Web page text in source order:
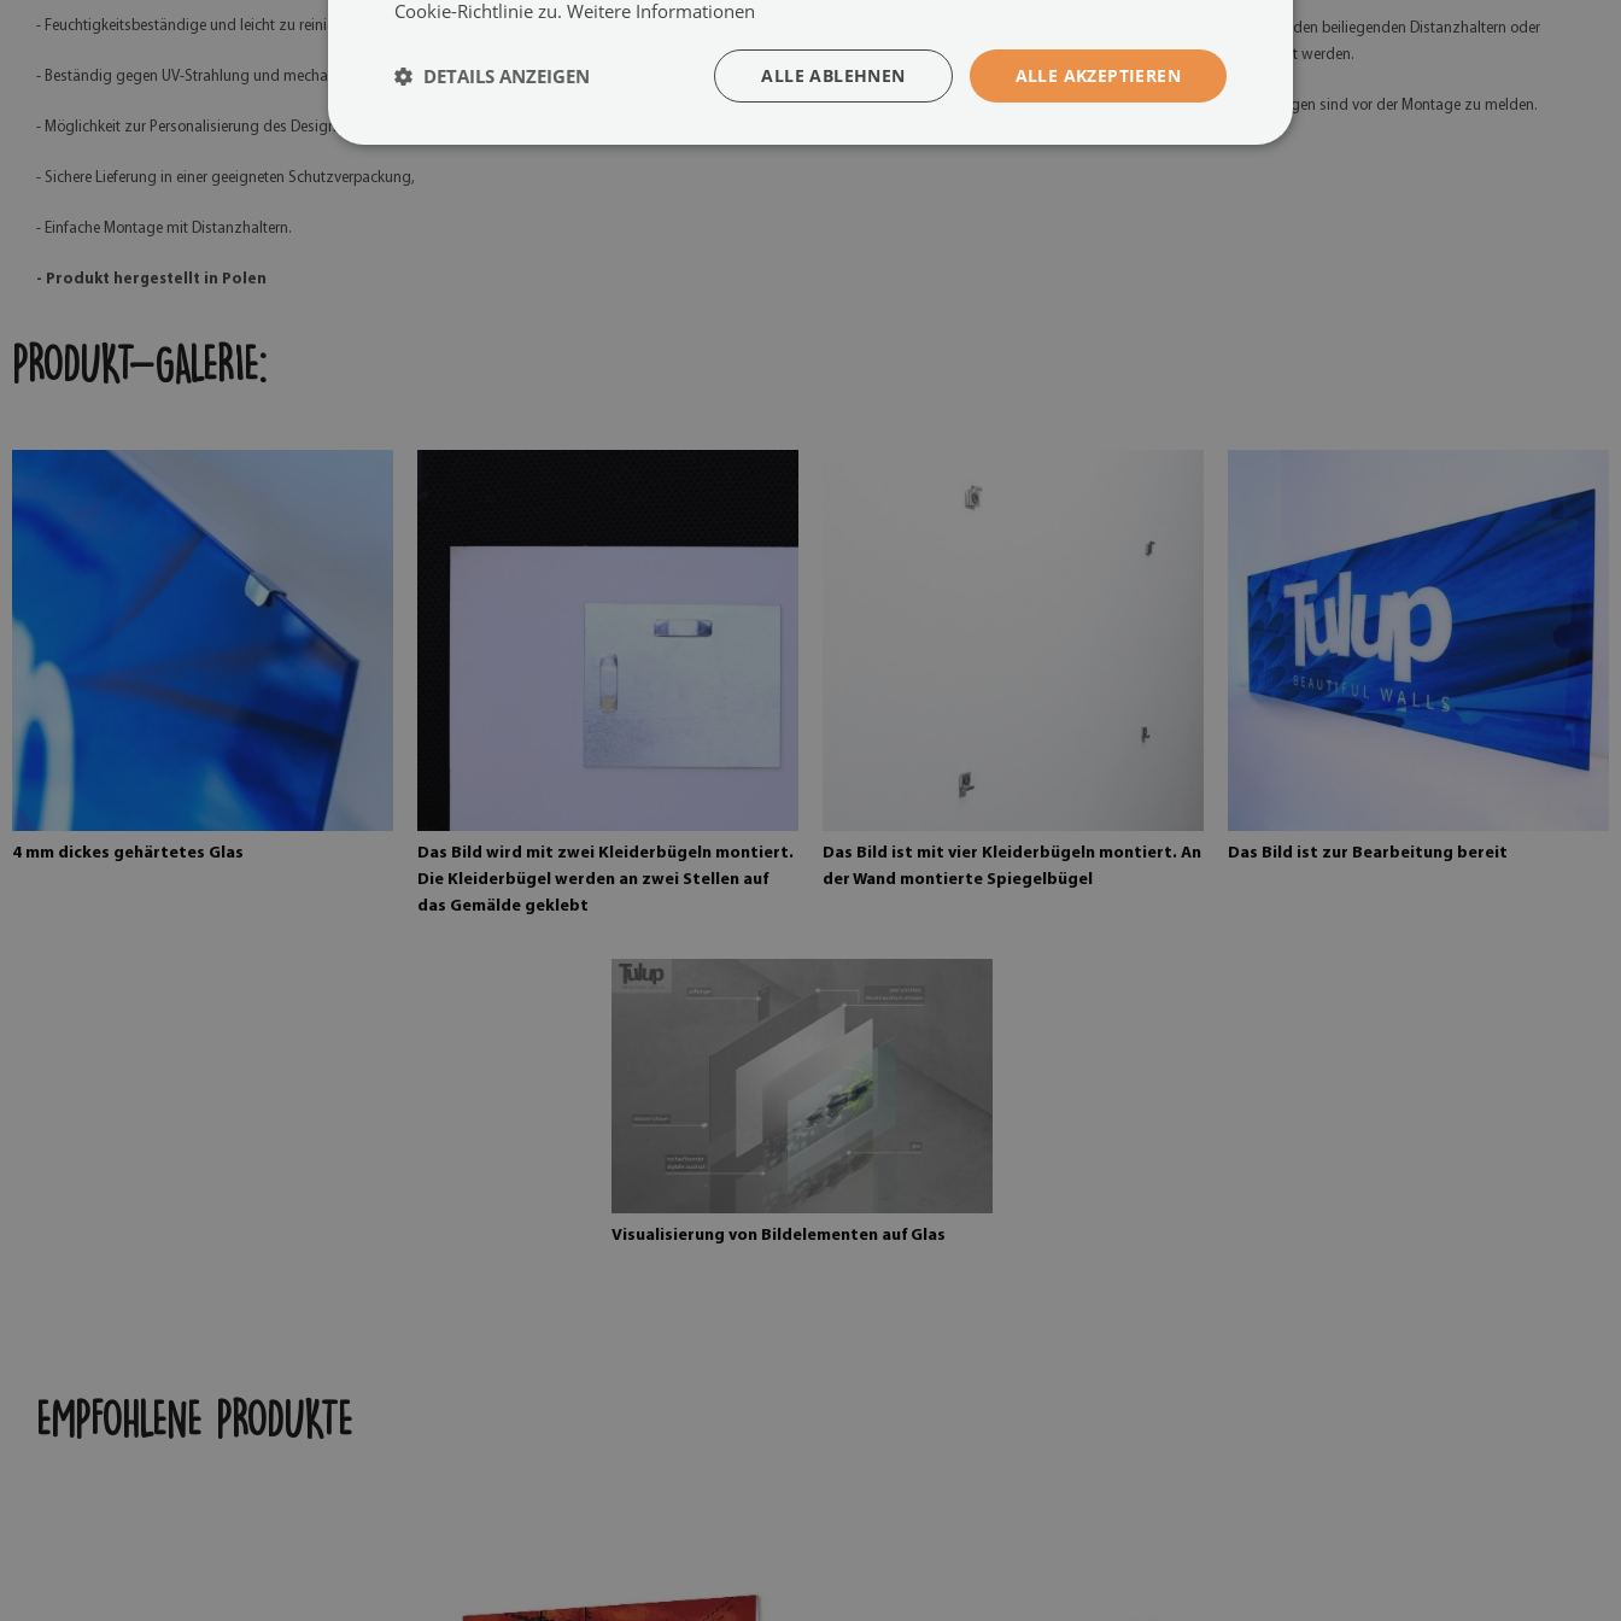
- Feuchtigkeitsbeständige und leicht zu reinigende Oberfläche,
- Beständig gegen UV-Strahlung und mechanische Beschädigungen,
- Möglichkeit zur Personalisierung des Designs,
- Sichere Lieferung in einer geeigneten Schutzverpackung,
- Einfache Montage mit Distanzhaltern.
- Produkt hergestellt in Polen
- Glasbilder sollten am besten mit den beiliegenden Distanzhaltern oder
speziellem Montageband befestigt werden.
- Etwaige Mängel und Abweichungen sind vor der Montage zu melden.
PRODUKT-GALERIE:
4 mm dickes gehärtetes Glas
Das Bild wird mit zwei Kleiderbügeln montiert.
Die Kleiderbügel werden an zwei Stellen auf
das Gemälde geklebt
Das Bild ist mit vier Kleiderbügeln montiert. An
der Wand montierte Spiegelbügel
Das Bild ist zur Bearbeitung bereit
Visualisierung von Bildelementen auf Glas
EMPFOHLENE PRODUKTE
Cookie-Richtlinie zu. Weitere Informationen
ALLE AKZEPTIEREN
ALLE ABLEHNEN
DETAILS ANZEIGEN